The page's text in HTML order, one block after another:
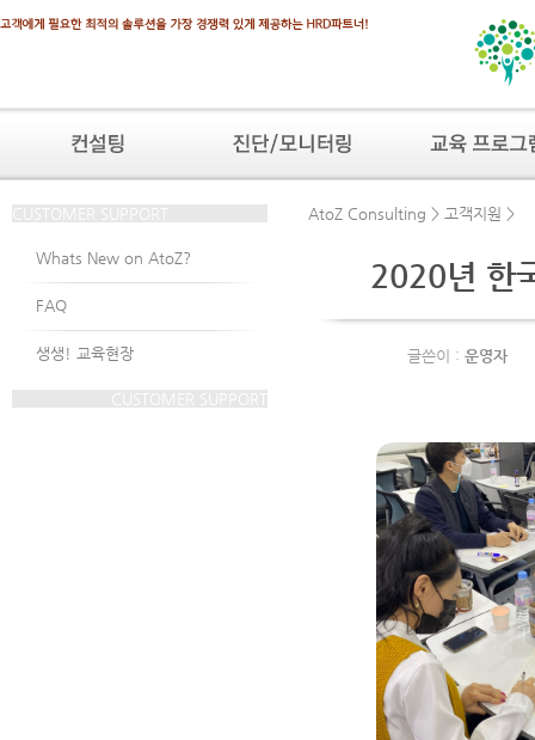
Whats New on AtoZ?
FAQ
생생! 교육현장
AtoZ Consulting > 고객지원 >
2020년 한
글쓴이 : 운영자